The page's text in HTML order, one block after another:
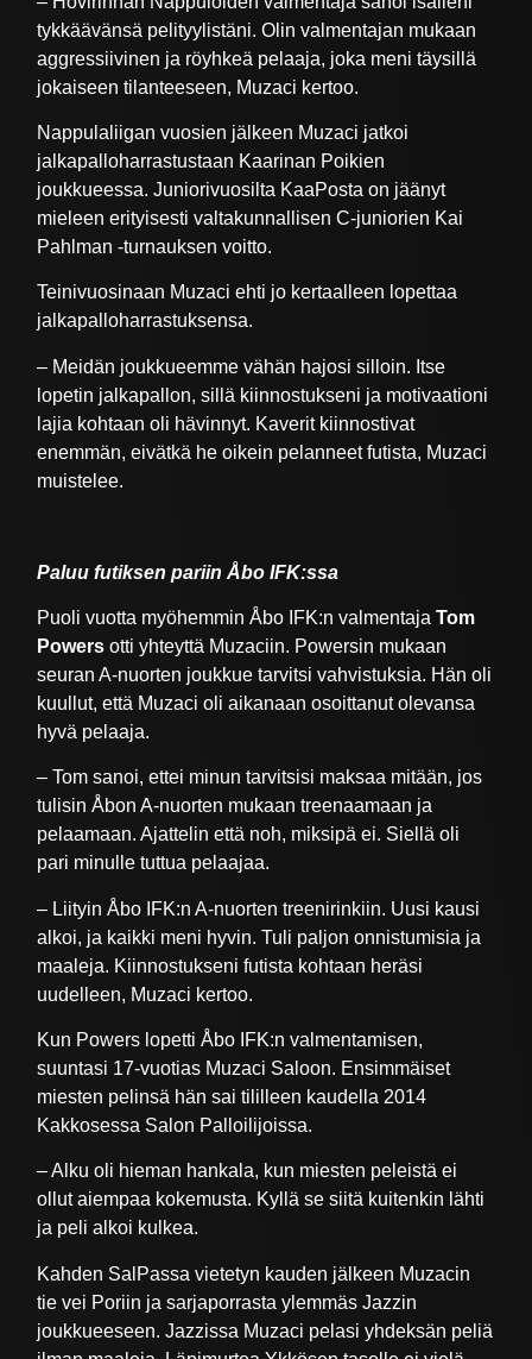
tykkäävänsä pelityylistäni. Olin valmentajan mukaan
aggressiivinen ja röyhkeä pelaaja, joka meni täysillä
jokaiseen tilanteeseen, Muzaci kertoo.
Nappulaliigan vuosien jälkeen Muzaci jatkoi
jalkapalloharrastustaan Kaarinan Poikien
joukkueessa. Juniorivuosilta KaaPosta on jäänyt
mieleen erityisesti valtakunnallisen C-juniorien Kai
Pahlman -turnauksen voitto.
Teinivuosinaan Muzaci ehti jo kertaalleen lopettaa
jalkapalloharrastuksensa.
– Meidän joukkueemme vähän hajosi silloin. Itse
lopetin jalkapallon, sillä kiinnostukseni ja motivaationi
lajia kohtaan oli hävinnyt. Kaverit kiinnostivat
enemmän, eivätkä he oikein pelanneet futista, Muzaci
muistelee.
Paluu futiksen pariin Åbo IFK:ssa
Puoli vuotta myöhemmin Åbo IFK:n valmentajaTom
Powers otti yhteyttä Muzaciin. Powersin mukaan
seuran A-nuorten joukkue tarvitsi vahvistuksia. Hän oli
kuullut, että Muzaci oli aikanaan osoittanut olevansa
hyvä pelaaja.
– Tom sanoi, ettei minun tarvitsisi maksaa mitään, jos
tulisin Åbon A-nuorten mukaan treenaamaan ja
pelaamaan. Ajattelin että noh, miksipä ei. Siellä oli
pari minulle tuttua pelaajaa.
– Liityin Åbo IFK:n A-nuorten treenirinkiin. Uusi kausi
alkoi, ja kaikki meni hyvin. Tuli paljon onnistumisia ja
maaleja. Kiinnostukseni futista kohtaan heräsi
uudelleen, Muzaci kertoo.
Kun Powers lopetti Åbo IFK:n valmentamisen,
suuntasi 17-vuotias Muzaci Saloon. Ensimmäiset
miesten pelinsä hän sai tililleen kaudella 2014
Kakkosessa Salon Palloilijoissa.
– Alku oli hieman hankala, kun miesten peleistä ei
ollut aiempaa kokemusta. Kyllä se siitä kuitenkin lähti
ja peli alkoi kulkea.
Kahden SalPassa vietetyn kauden jälkeen Muzacin
tie vei Poriin ja sarjaporrasta ylemmäs Jazzin
joukkueeseen. Jazzissa Muzaci pelasi yhdeksän peliä